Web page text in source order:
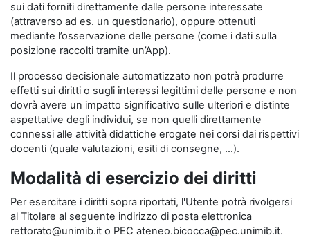
sui dati forniti direttamente dalle persone interessate
(attraverso ad es. un questionario), oppure ottenuti
mediante l’osservazione delle persone (come i dati sulla
posizione raccolti tramite un’App).
Il processo decisionale automatizzato non potrà produrre
effetti sui diritti o sugli interessi legittimi delle persone e non
dovrà avere un impatto significativo sulle ulteriori e distinte
aspettative degli individui, se non quelli direttamente
connessi alle attività didattiche erogate nei corsi dai rispettivi
docenti (quale valutazioni, esiti di consegne, …).
Modalità di esercizio dei diritti
Per esercitare i diritti sopra riportati, l'Utente potrà rivolgersi
al Titolare al seguente indirizzo di posta elettronica
rettorato@unimib.it o PEC ateneo.bicocca@pec.unimib.it.